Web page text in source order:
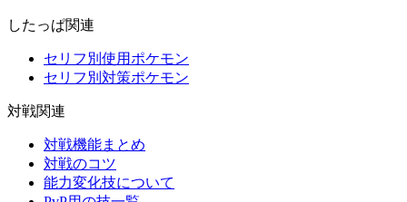
したっぱ関連
セリフ別使用ポケモン
セリフ別対策ポケモン
対戦関連
対戦機能まとめ
対戦のコツ
能力変化技について